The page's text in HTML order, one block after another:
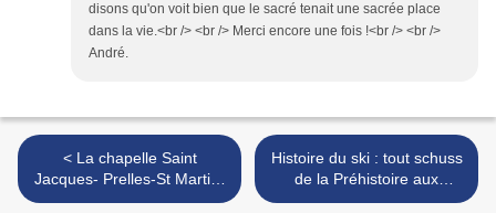
disons qu'on voit bien que le sacré tenait une sacrée place
dans la vie.<br /> <br /> Merci encore une fois !<br /> <br />
André.
< La chapelle Saint
Jacques- Prelles-St Martin-
de Queyrières (Pays des
Histoire du ski : tout schuss
de la Préhistoire aux
stations de sports d'hiver >